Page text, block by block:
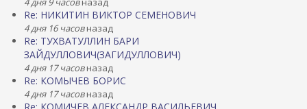
Re: НИКИТИН ВИКТОР СЕМЕНОВИЧ
4 дня 16 часовназад
Re: ТУХВАТУЛЛИН БАРИ
ЗАЙДУЛЛОВИЧ(ЗАГИДУЛЛОВИЧ)
4 дня 17 часовназад
Re: КОМЫЧЕВ БОРИС
4 дня 17 часовназад